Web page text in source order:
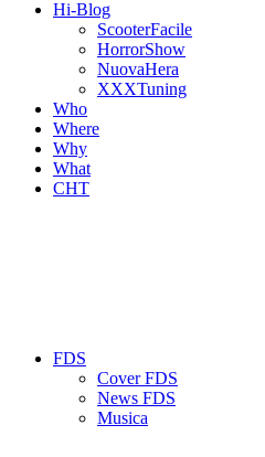
Hi-Blog
ScooterFacile
HorrorShow
NuovaHera
XXXTuning
Who
Where
Why
What
CHT
FDS
Cover FDS
News FDS
Musica